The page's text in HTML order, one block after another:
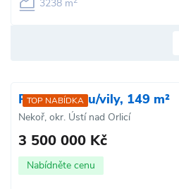
3238 m
TOP NABÍDKA
Prodej domu/vily, 149 m²
Nekoř, okr. Ústí nad Orlicí
3 500 000 Kč
Nabídněte cenu